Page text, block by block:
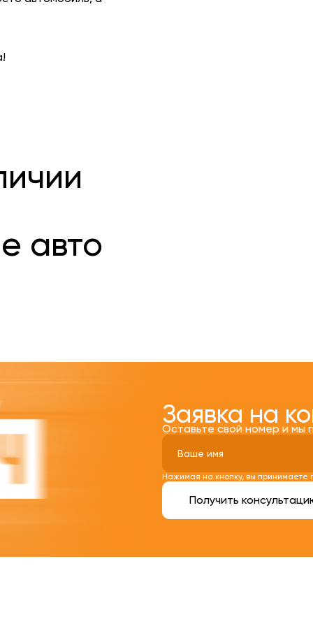
авто
Заявка на
Оставьте свой номер и мы
Нажимая на кнопку, вы принимаете
Получить